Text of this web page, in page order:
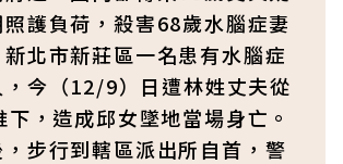
護負荷，殺害68歲水腦症妻
北市新莊區一名患有水腦症
，今（12/9）日遭林姓丈夫從
下，造成邱女墜地當場身亡。
步行到轄區派出所自首，警